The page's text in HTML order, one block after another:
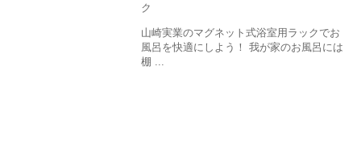
ク
山崎実業のマグネット式浴室用ラックでお
風呂を快適にしよう！ 我が家のお風呂には
棚 ...